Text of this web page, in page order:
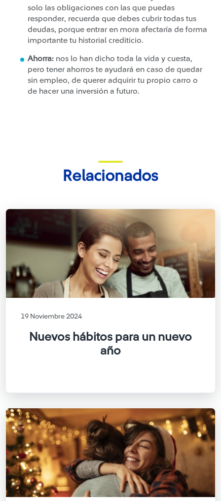
solo las obligaciones con las que puedas
responder, recuerda que debes cubrir todas tus
deudas, porque entrar en mora afectaría de forma
importante tu historial crediticio.
Ahorra: nos lo han dicho toda la vida y cuesta,
pero tener ahorros te ayudará en caso de quedar
sin empleo, de querer adquirir tu propio carro o
de hacer una inversión a futuro.
Relacionados
19 Noviembre 2024
Nuevos hábitos para un nuevo
año